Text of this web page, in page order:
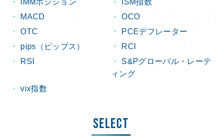
IMMポジション
ISM指数
MACD
OCO
OTC
PCEデフレーター
pips（ピップス）
RCI
RSI
S&Pグローバル・レーテ
ィング
vix指数
SELECT